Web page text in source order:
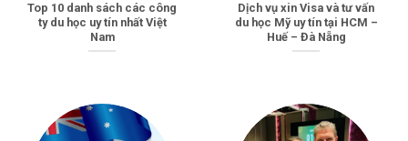
Top 10 danh sách các công
ty du học uy tín nhất Việt
Nam
Dịch vụ xin Visa và tư vấn
du học Mỹ uy tín tại HCM –
Huế – Đà Nẵng